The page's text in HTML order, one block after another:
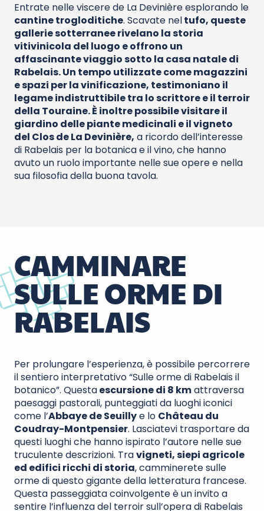
Entrate nelle viscere de La Devinière esplorando le
cantine trogloditiche. Scavate neltufo, queste
gallerie sotterranee rivelano la storia
vitivinicola del luogo e offrono un
affascinante viaggio sotto la casa natale di
Rabelais. Un tempo utilizzate come magazzini
e spazi per la vinificazione, testimoniano il
legame indistruttibile tra lo scrittore e il terroir
della Touraine. È inoltre possibile visitare il
giardino delle piante medicinali e il vigneto
del Clos de La Devinière, a ricordo dell’interesse
di Rabelais per la botanica e il vino, che hanno
avuto un ruolo importante nelle sue opere e nella
sua filosofia della buona tavola.
CAMMINARE
SULLE ORME DI
RABELAIS
Per prolungare l’esperienza, è possibile percorrere
il sentiero interpretativo “Sulle orme di Rabelais il
botanico”. Questaescursione di 8 kmattraversa
paesaggi pastorali, punteggiati da luoghi iconici
come l’Abbaye de Seuillye lo Château du
Coudray-Montpensier. Lasciatevi trasportare da
questi luoghi che hanno ispirato l’autore nelle sue
truculente descrizioni. Travigneti, siepi agricole
ed edifici ricchi di storia, camminerete sulle
orme di questo gigante della letteratura francese.
Questa passeggiata coinvolgente è un invito a
sentire l’influenza del terroir sull’opera di Rabelais